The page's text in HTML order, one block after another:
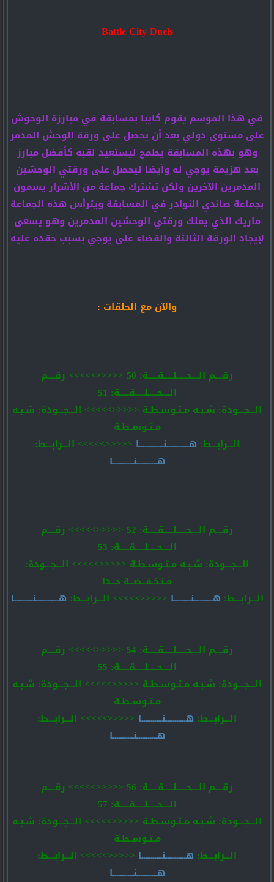
Battle City Duels
في هذا الموسم يقوم كايبا بمسابقة في مبارزة الوحوش
على مستوى دولي بعد أن يحصل على ورقة الوحش المدمر
وهو بهذه المسابقة يطمح ليستعيد لقبه كأفضل مبارز
بعد هزيمة يوجي له وأيضا ليحصل على ورقتي الوحشين
المدمرين الآخرين ولكن تشترك جماعة من الأشرار يسمون
بجماعة صائدي النوادر في المسابقة ويترأس هذه الجماعة
ماريك الذي يملك ورقتي الوحشين المدمرين وهو يسعى
لإيجاد الورقة الثالثة والقضاء على يوجي بسبب حقده عليه
والآن مع الحلقات :
رقــــم الــــحـــــلـــــقـــــة: 50 <<<<<>>>>> رقــــم
الــــحـــــلـــــقـــــة: 51
الـــجـــودة: شـبـه مـتـوسـطـة <<<<<>>>>> الـــجـــودة: شـبـه
مـتـوسـطـة
الـــرابـــط: هــــــــــــنـــــــــــــا <<<<<>>>>> الـــرابـــط:
هـــــــــــنـــــــــــا
رقــــم الــــحـــــلـــــقـــــة: 52 <<<<<>>>>> رقــــم
الــــحـــــلـــــقـــــة: 53
الـــجـــودة: شـبـه مـتـوسـطـة <<<<<>>>>> الـــجـــودة:
مـنـخـفــضــة جــدا
الـــرابـــط: هــــــــــنـــــــــا <<<<<>>>>> الـــرابـــط: هــــــــــــنــــــــــا
رقــــم الــــحـــــلـــــقـــــة: 54 <<<<<>>>>> رقــــم
الــــحـــــلـــــقـــــة: 55
الـــجـــودة: شـبـه مـتـوسـطـة <<<<<>>>>> الـــجـــودة: شـبـه
مـتـوسـطـة
الـــرابـــط: هـــــــــــنـــــــــــا <<<<<>>>>> الـــرابـــط:
هـــــــــــنـــــــــــا
رقــــم الــــحـــــلـــــقـــــة: 56 <<<<<>>>>> رقــــم
الــــحـــــلـــــقـــــة: 57
الـــجـــودة: شـبـه مـتـوسـطـة <<<<<>>>>> الـــجـــودة: شـبـه
مـتـوسـطـة
الـــرابـــط: هـــــــــــنـــــــــــا <<<<<>>>>> الـــرابـــط:
هـــــــــــنـــــــــــا